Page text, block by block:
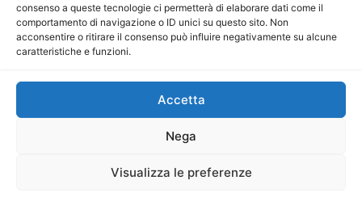
consenso a queste tecnologie ci permetterà di elaborare dati come il
comportamento di navigazione o ID unici su questo sito. Non
acconsentire o ritirare il consenso può influire negativamente su alcune
caratteristiche e funzioni.
Accetta
Nega
Visualizza le preferenze
Main partner
Testata giornalistica registrata presso il Tribunale di